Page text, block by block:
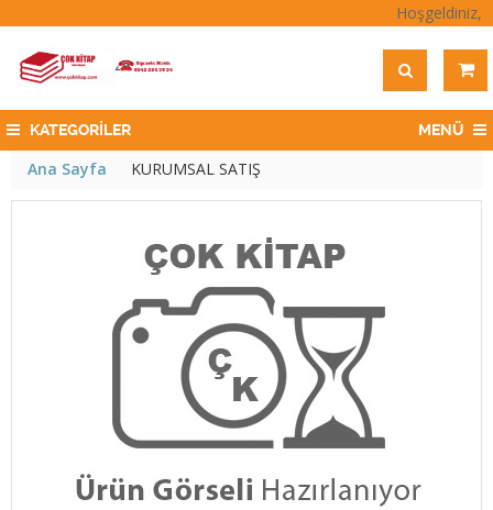
Hoşgeldiniz,
KATEGORİLER MENÜ
Ana Sayfa KURUMSAL SATIŞ